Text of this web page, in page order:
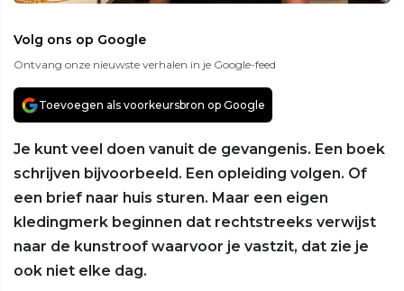
Volg ons op Google
Ontvang onze nieuwste verhalen in je Google-feed
Toevoegen als voorkeursbron op Google
Je kunt veel doen vanuit de gevangenis. Een boek
schrijven bijvoorbeeld. Een opleiding volgen. Of
een brief naar huis sturen. Maar een eigen
kledingmerk beginnen dat rechtstreeks verwijst
naar de kunstroof waarvoor je vastzit, dat zie je
ook niet elke dag.